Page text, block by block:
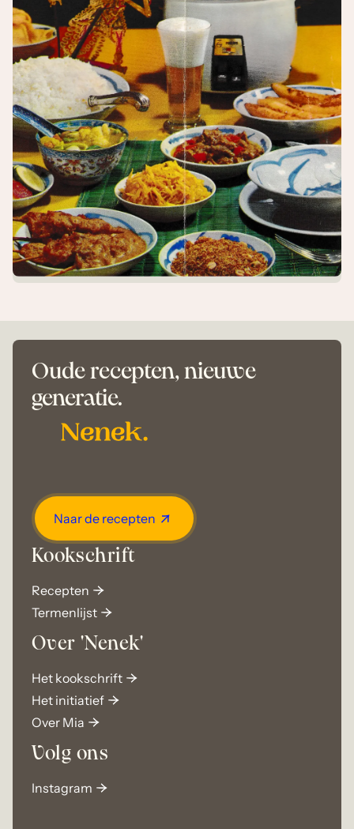
Oude recepten, nieuwe
generatie.
Naar de recepten
Kookschrift
Recepten
Termenlijst
Over 'Nenek'
Het kookschrift
Het initiatief
Over Mia
Volg ons
Instagram